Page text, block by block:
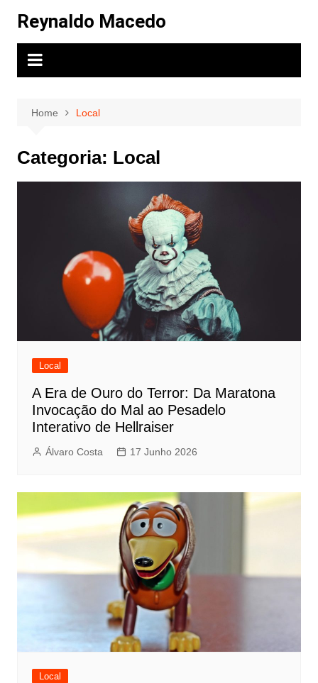
content
Reynaldo Macedo
Home Local
Categoria: Local
Local
A Era de Ouro do Terror: Da Maratona
Invocação do Mal ao Pesadelo
Interativo de Hellraiser
Álvaro Costa 17 Junho 2026
Local